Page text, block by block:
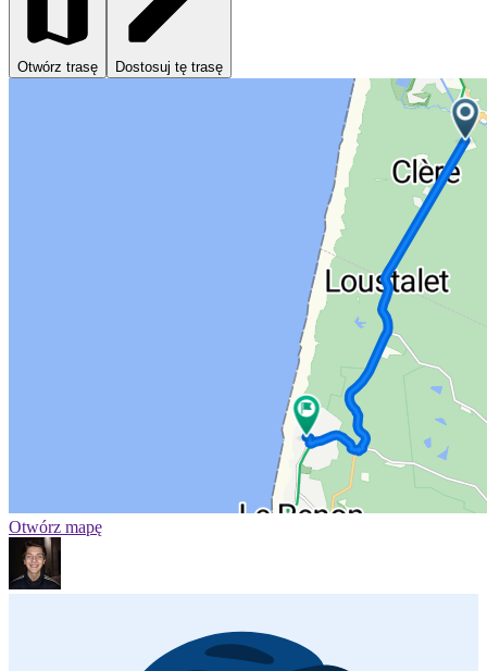
Otwórz trasę Dostosuj tę trasę
Otwórz mapę